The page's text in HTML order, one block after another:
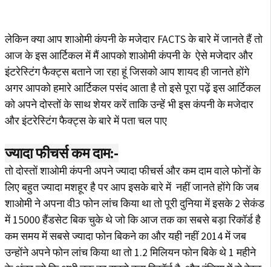
लेकिन क्या आप शाओमी कंपनी के मजेदार FACTS के बारे में जानते हैं तो
आज के इस आर्टिकल में मैं आपको शाओमी कंपनी के ऐसे मजेदार और
इंटरेस्टिंग फैक्ट्स बताने जा रहा हूं जिसको आप शायद ही जानते होंगे
अगर आपको हमारे आर्टिकल पसंद आता है तो इसे पूरा पढ़ें इस आर्टिकल
को अपने दोस्तों के साथ शेयर करें ताकि उन्हें भी इस कंपनी के मजेदार
और इंटरेस्टिंग फैक्ट्स के बारे में पता चल पाए
ज्यादा फीचर्स कम दाम:-
तो दोस्तों शाओमी कंपनी अपने ज्यादा फीचर्स और कम दाम वाले फोनों के
लिए बहुत ज्यादा मशहूर है पर आप इसके बारे में नहीं जानते होंगे कि जब
शाओमी ने अपना वी3 फोन लांच किया था तो पूरी दुनिया में इसके 2 सेकंड
में 15000 हैंडसेट बिक चुके थे जो कि आज तक का सबसे बड़ा रिकॉर्ड है
कम समय में सबसे ज्यादा फोन बिकने का और यही नहीं 2014 में जब
उन्होंने अपने फोन लांच किया था तो 1.2 मिलियन फोन बिके थे 1 महीने